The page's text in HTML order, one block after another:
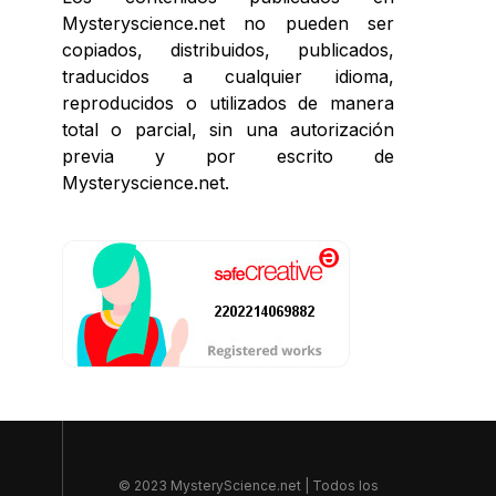
Mysteryscience.net no pueden ser
copiados, distribuidos, publicados,
traducidos a cualquier idioma,
reproducidos o utilizados de manera
total o parcial, sin una autorización
previa y por escrito de
Mysteryscience.net.
© 2023 MysteryScience.net | Todos los